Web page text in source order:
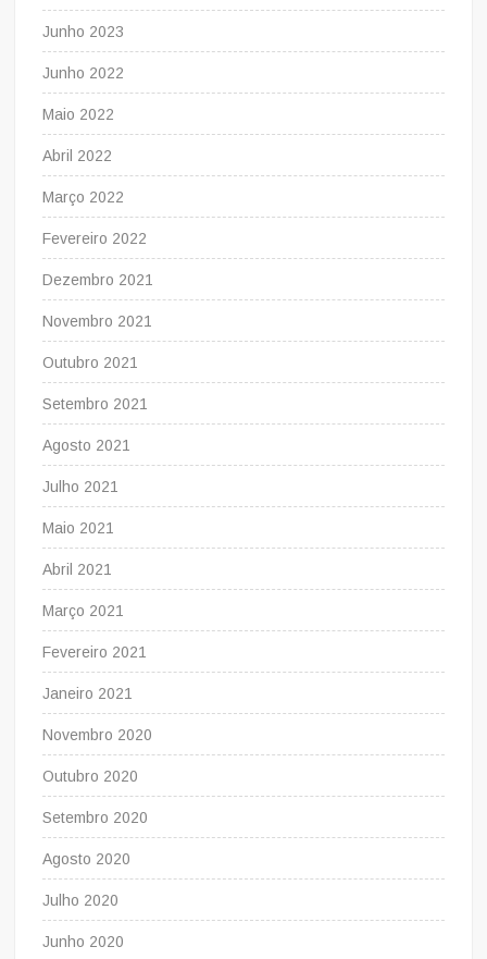
Junho 2023
Junho 2022
Maio 2022
Abril 2022
Março 2022
Fevereiro 2022
Dezembro 2021
Novembro 2021
Outubro 2021
Setembro 2021
Agosto 2021
Julho 2021
Maio 2021
Abril 2021
Março 2021
Fevereiro 2021
Janeiro 2021
Novembro 2020
Outubro 2020
Setembro 2020
Agosto 2020
Julho 2020
Junho 2020